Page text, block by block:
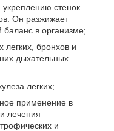
стенок
Он разжижает
баланс в организме;
легких, бронхов и
дыхательных
легких;
применение в
лечения
и